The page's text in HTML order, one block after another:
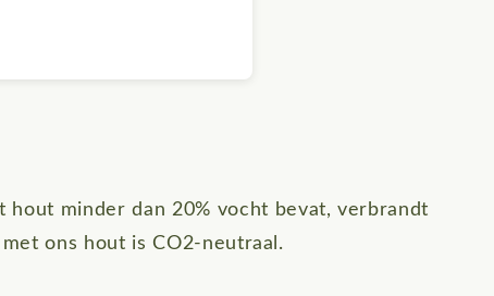
hout minder dan 20% vocht bevat, verbrandt
ons hout is CO2-neutraal.